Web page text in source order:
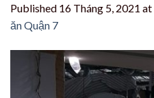
Published 16 Tháng 5, 2021 at
ăn Quận 7